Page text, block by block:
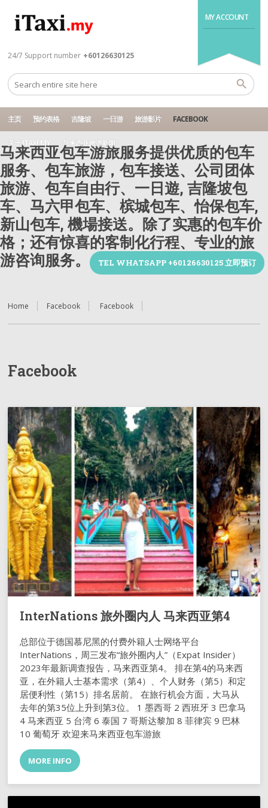
MY ACCOUNT
24/7 Support number +60126630125
主页 预约表格 吉隆坡 一日游 旅游影片 FACEBOOK
关于 ITAXI.MY 马来西亚旅游新闻
马来西亚包车游旅服务提供优质的包车
服务、包车旅游，包车接送、公司团体
旅游、包车自由行、一日遊, 吉隆坡包
车、马六甲包车、槟城包车、怡保包车,
新山包车, 機場接送。除了实惠的包车价
格；还有惊喜的客制化行程、专业的旅
游咨询服务。
TEL WHATSAPP +60126630125 立即预订
Home Facebook Facebook
Facebook
InterNations 旅外圈内人 马来西亚第4
总部位于德国慕尼黑的付费外籍人士网络平台
InterNations，周三发布“旅外圈内人”（Expat Insider）
2023年最新调查报告，马来西亚第4。 排在第4的马来西
亚，在外籍人士基本需求（第4）、个人财务（第5）和定
居便利性（第15）排名居前。 在旅行机会方面，大马从
去年的第35位上升到第3位。 1 墨西哥 2 西班牙 3 巴拿马
4 马来西亚 5 台湾 6 泰国 7 哥斯达黎加 8 菲律宾 9 巴林
10 葡萄牙 欢迎来马来西亚包车游旅
MORE INFO